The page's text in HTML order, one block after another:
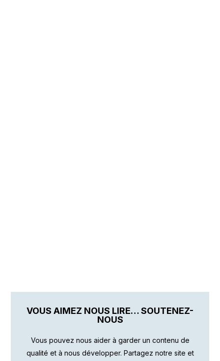
VOUS AIMEZ NOUS LIRE… SOUTENEZ-
NOUS
Vous pouvez nous aider à garder un contenu de
qualité et à nous développer. Partagez notre site et